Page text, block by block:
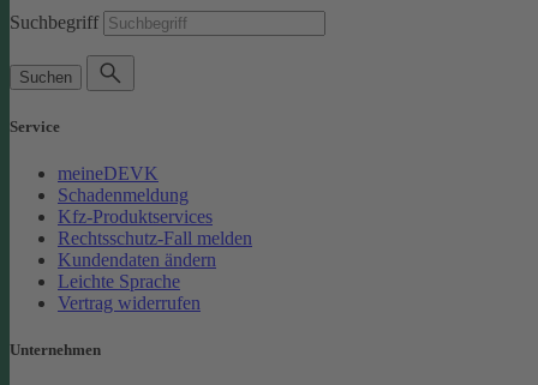
Suchbegriff
Suchen
Service
meineDEVK
Schadenmeldung
Kfz-Produktservices
Rechtsschutz-Fall melden
Kundendaten ändern
Leichte Sprache
Vertrag widerrufen
Unternehmen